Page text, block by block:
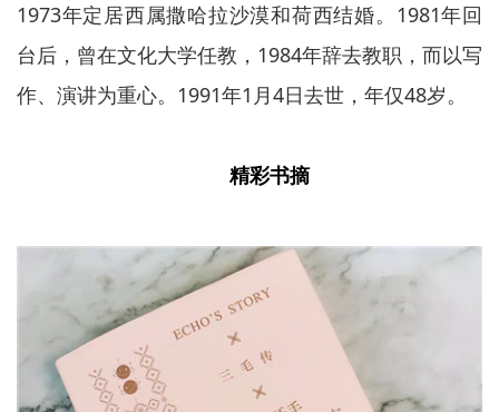
1973年定居西属撒哈拉沙漠和荷西结婚。1981年回
台后，曾在文化大学任教，1984年辞去教职，而以写
作、演讲为重心。1991年1月4日去世，年仅48岁。
精彩书摘